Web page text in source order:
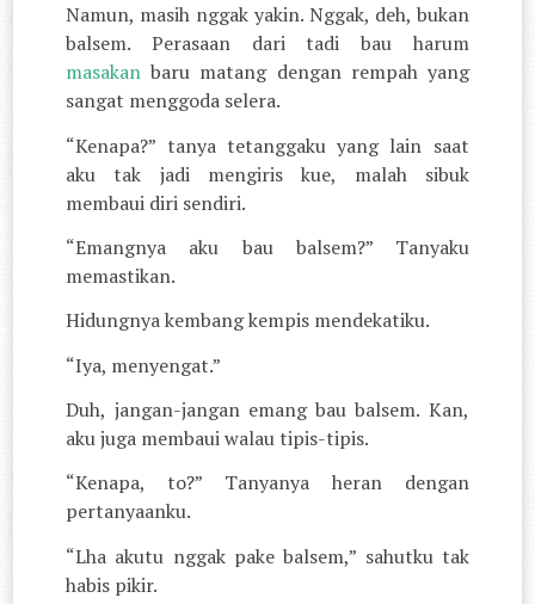
Namun, masih nggak yakin. Nggak, deh, bukan
balsem. Perasaan dari tadi bau harum
masakan baru matang dengan rempah yang
sangat menggoda selera.
“Kenapa?” tanya tetanggaku yang lain saat
aku tak jadi mengiris kue, malah sibuk
membaui diri sendiri.
“Emangnya aku bau balsem?” Tanyaku
memastikan.
Hidungnya kembang kempis mendekatiku.
“Iya, menyengat.”
Duh, jangan-jangan emang bau balsem. Kan,
aku juga membaui walau tipis-tipis.
“Kenapa, to?” Tanyanya heran dengan
pertanyaanku.
“Lha akutu nggak pake balsem,” sahutku tak
habis pikir.